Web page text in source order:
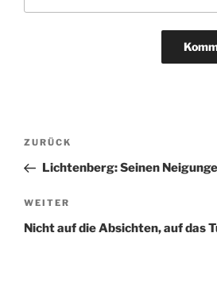
Beitragsnavigation
Vorheriger
Beitrag
ZURÜCK
Lichtenberg: Seinen
Nächster
Beitrag
WEITER
Nicht auf die Absichten, auf das